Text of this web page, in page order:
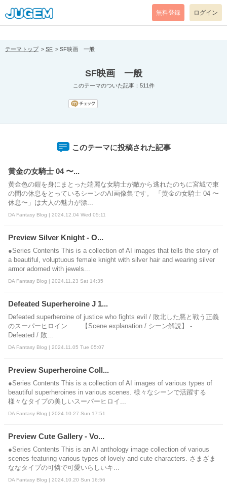
[pear_error: message="Success" code=0 mode=return level=notice
prefix="" info=""]
無料登録 ログイン
テーマトップ SF SF映画 一般
SF映画 一般
このテーマのついた記事：511件
このテーマに投稿された記事
黄金の女騎士 04 〜...
黄金色の鎧を身にまとった端麗な女騎士が敵から逃れたのちに宮城で束
の間の休息をとっているシーンのAI画像集です。 「黄金の女騎士 04 〜
休息〜」は大人の魅力が漂...
DA Fantasy Blog | 2024.12.04 Wed 05:11
Preview Silver Knight - O...
●Series Contents This is a collection of AI images that tells the story of
a beautiful, voluptuous female knight with silver hair and wearing silver
armor adorned with jewels...
DA Fantasy Blog | 2024.11.23 Sat 14:35
Defeated Superheroine J 1...
Defeated superheroine of justice who fights evil / 敗北した悪と戦う正義
のスーパーヒロイン 【Scene explanation / シーン解説】 -
Defeated / 敗...
DA Fantasy Blog | 2024.11.05 Tue 05:07
Preview Superheroine Coll...
●Series Contents This is a collection of AI images of various types of
beautiful superheroines in various scenes. 様々なシーンで活躍する
様々なタイプの美しいスーパーヒロイ...
DA Fantasy Blog | 2024.10.27 Sun 17:51
Preview Cute Gallery - Vo...
●Series Contents This is an AI anthology image collection of various
scenes featuring various types of lovely and cute characters. さまざま
ななタイプの可憐で可愛いらしいキ...
DA Fantasy Blog | 2024.10.20 Sun 16:56